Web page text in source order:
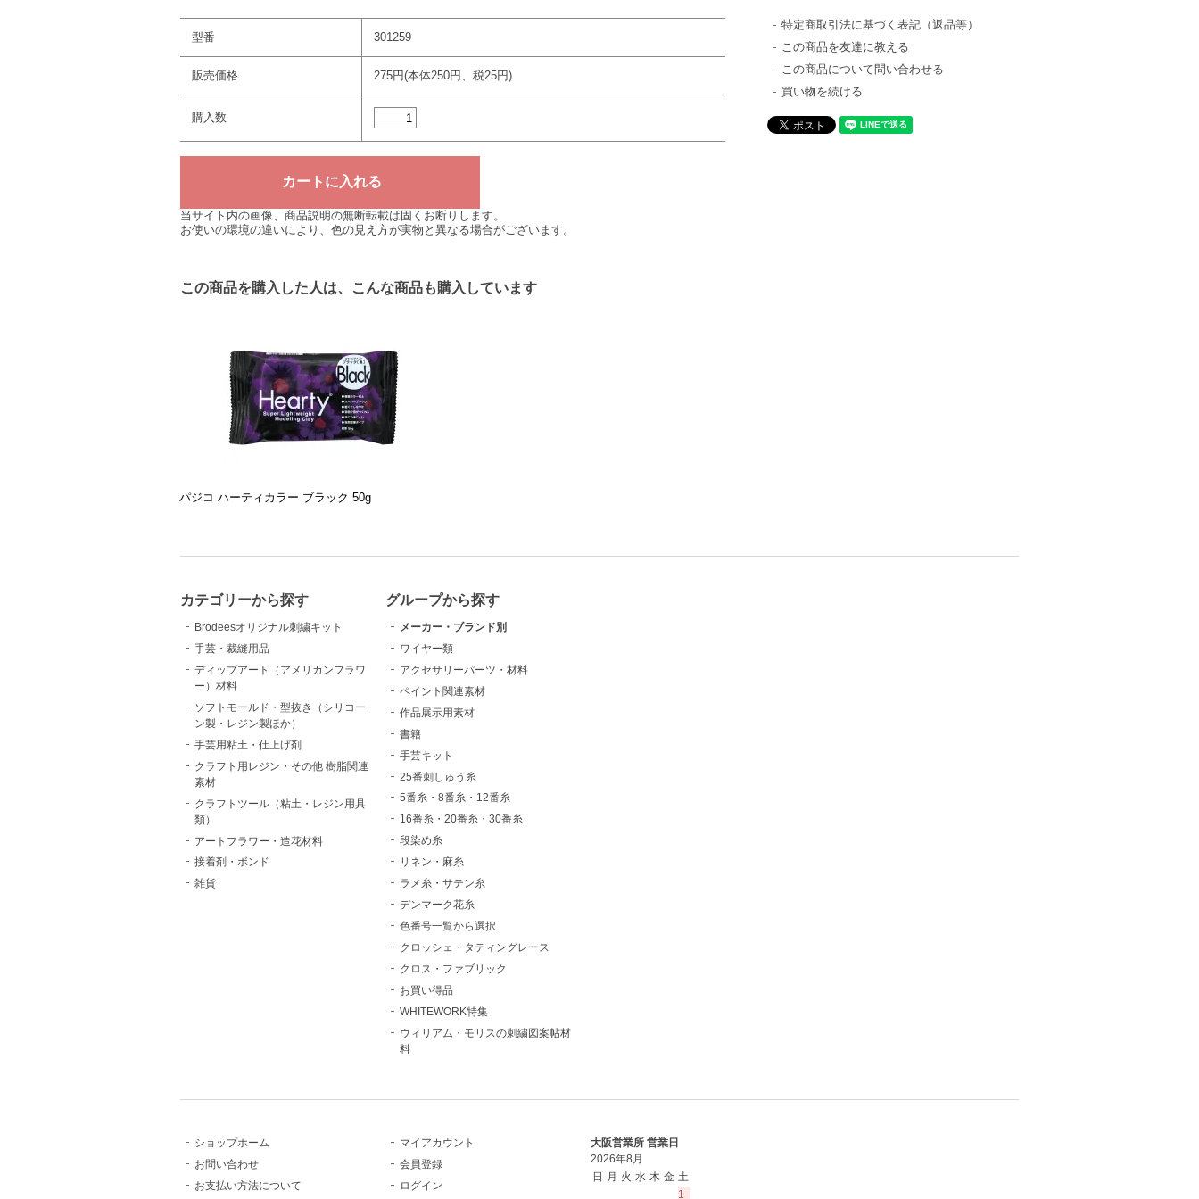
型番 301259
販売価格 275円(本体250円、税25円)
購入数
当サイト内の画像、商品説明の無断転載は固くお断りします。
お使いの環境の違いにより、色の見え方が実物と異なる場合がございます。
特定商取引法に基づく表記（返品等）
この商品を友達に教える
この商品について問い合わせる
買い物を続ける
この商品を購入した人は、こんな商品も購入しています
パジコ ハーティカラー ブラック 50g
カテゴリーから探す
Brodeesオリジナル刺繍キット
手芸・裁縫用品
ディップアート（アメリカンフラワ
ー）材料
ソフトモールド・型抜き（シリコー
ン製・レジン製ほか）
手芸用粘土・仕上げ剤
クラフト用レジン・その他 樹脂関連
素材
クラフトツール（粘土・レジン用具
類）
アートフラワー・造花材料
接着剤・ボンド
雑貨
グループから探す
メーカー・ブランド別
ワイヤー類
アクセサリーパーツ・材料
ペイント関連素材
作品展示用素材
書籍
手芸キット
25番刺しゅう糸
5番糸・8番糸・12番糸
16番糸・20番糸・30番糸
段染め糸
リネン・麻糸
ラメ糸・サテン糸
デンマーク花糸
色番号一覧から選択
クロッシェ・タティングレース
クロス・ファブリック
お買い得品
WHITEWORK特集
ウィリアム・モリスの刺繍図案帖材
料
ショップホーム
お問い合わせ
お支払い方法について
マイアカウント
会員登録
ログイン
大阪営業所 営業日
2026年8月
日
月 火 水 木 金 土
1